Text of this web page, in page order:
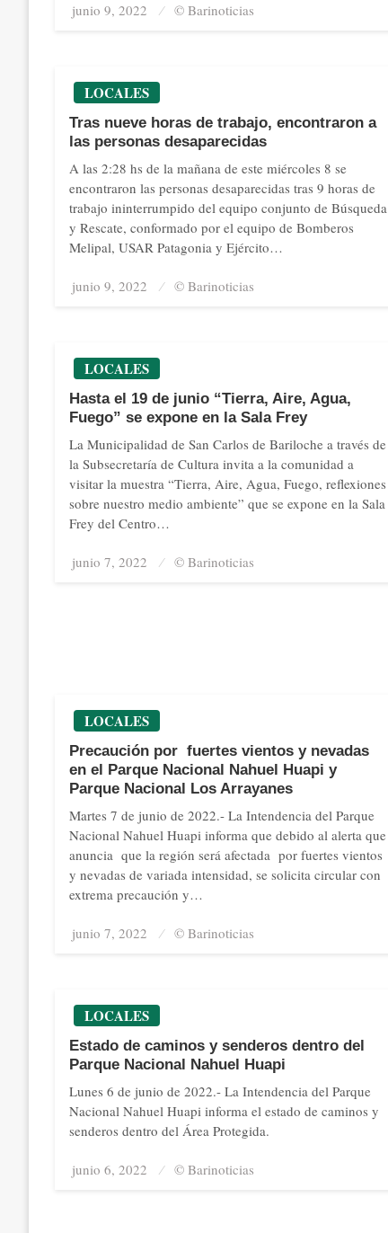
Posted
junio 9, 2022 © Barinoticias
LOCALES
Tras nueve horas de trabajo, encontraron a
las personas desaparecidas
A las 2:28 hs de la mañana de este miércoles 8 se
encontraron las personas desaparecidas tras 9 horas de
trabajo ininterrumpido del equipo conjunto de Búsqueda
y Rescate, conformado por el equipo de Bomberos
Melipal, USAR Patagonia y Ejército…
Posted
junio 9, 2022 © Barinoticias
LOCALES
Hasta el 19 de junio “Tierra, Aire, Agua,
Fuego” se expone en la Sala Frey
La Municipalidad de San Carlos de Bariloche a través de
la Subsecretaría de Cultura invita a la comunidad a
visitar la muestra “Tierra, Aire, Agua, Fuego, reflexiones
sobre nuestro medio ambiente” que se expone en la Sala
Frey del Centro…
Posted
junio 7, 2022 © Barinoticias
LOCALES
Precaución por fuertes vientos y nevadas
en el Parque Nacional Nahuel Huapi y
Parque Nacional Los Arrayanes
Martes 7 de junio de 2022.- La Intendencia del Parque
Nacional Nahuel Huapi informa que debido al alerta que
anuncia que la región será afectada por fuertes vientos
y nevadas de variada intensidad, se solicita circular con
extrema precaución y…
Posted
junio 7, 2022 © Barinoticias
LOCALES
Estado de caminos y senderos dentro del
Parque Nacional Nahuel Huapi
Lunes 6 de junio de 2022.- La Intendencia del Parque
Nacional Nahuel Huapi informa el estado de caminos y
senderos dentro del Área Protegida.
Posted
junio 6, 2022 © Barinoticias